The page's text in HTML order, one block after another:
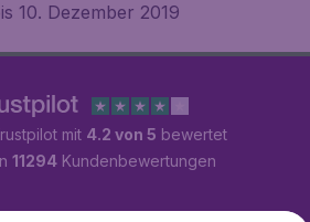
10. Dezember 2019
mit 4.2 von 5 bewertet
11294 Kundenbewertungen